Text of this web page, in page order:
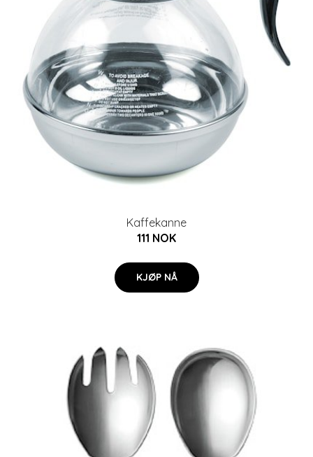
Kaffekanne
111 NOK
KJØP NÅ